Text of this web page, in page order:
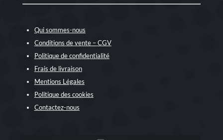
Qui sommes-nous
Conditions de vente – CGV
Politique de confidentialité
Frais de livraison
Mentions Légales
Politique des cookies
Contactez-nous